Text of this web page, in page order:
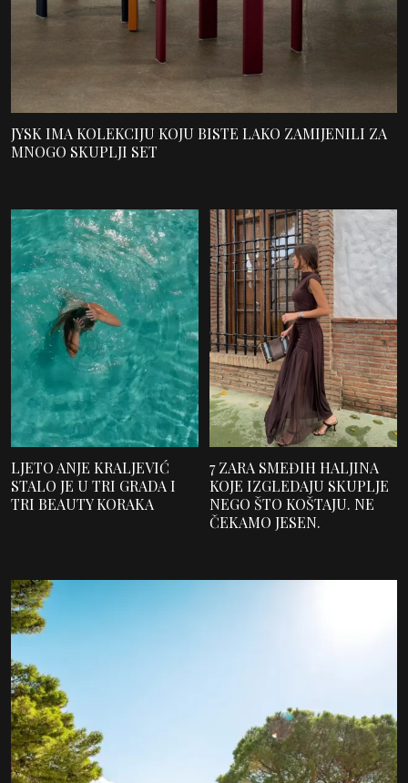
JYSK IMA KOLEKCIJU KOJU BISTE LAKO ZAMIJENILI ZA
MNOGO SKUPLJI SET
LJETO ANJE KRALJEVIĆ
STALO JE U TRI GRADA I
TRI BEAUTY KORAKA
7 ZARA SMEĐIH HALJINA
KOJE IZGLEDAJU SKUPLJE
NEGO ŠTO KOŠTAJU. NE
ČEKAMO JESEN.